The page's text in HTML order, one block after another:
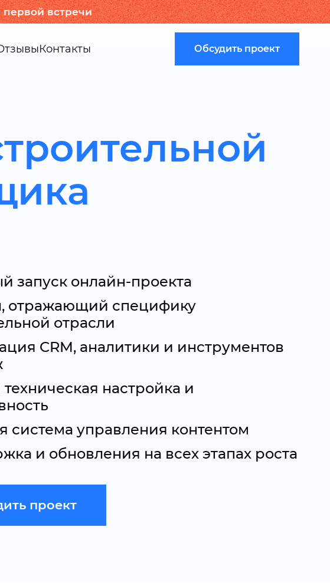
первой встречи
Контакты Обсудить проект
запуск онлайн-проекта
отражающий специфику
отрасли
CRM, аналитики и инструментов
настройка и
система управления контентом
и обновления на всех этапах роста
проект